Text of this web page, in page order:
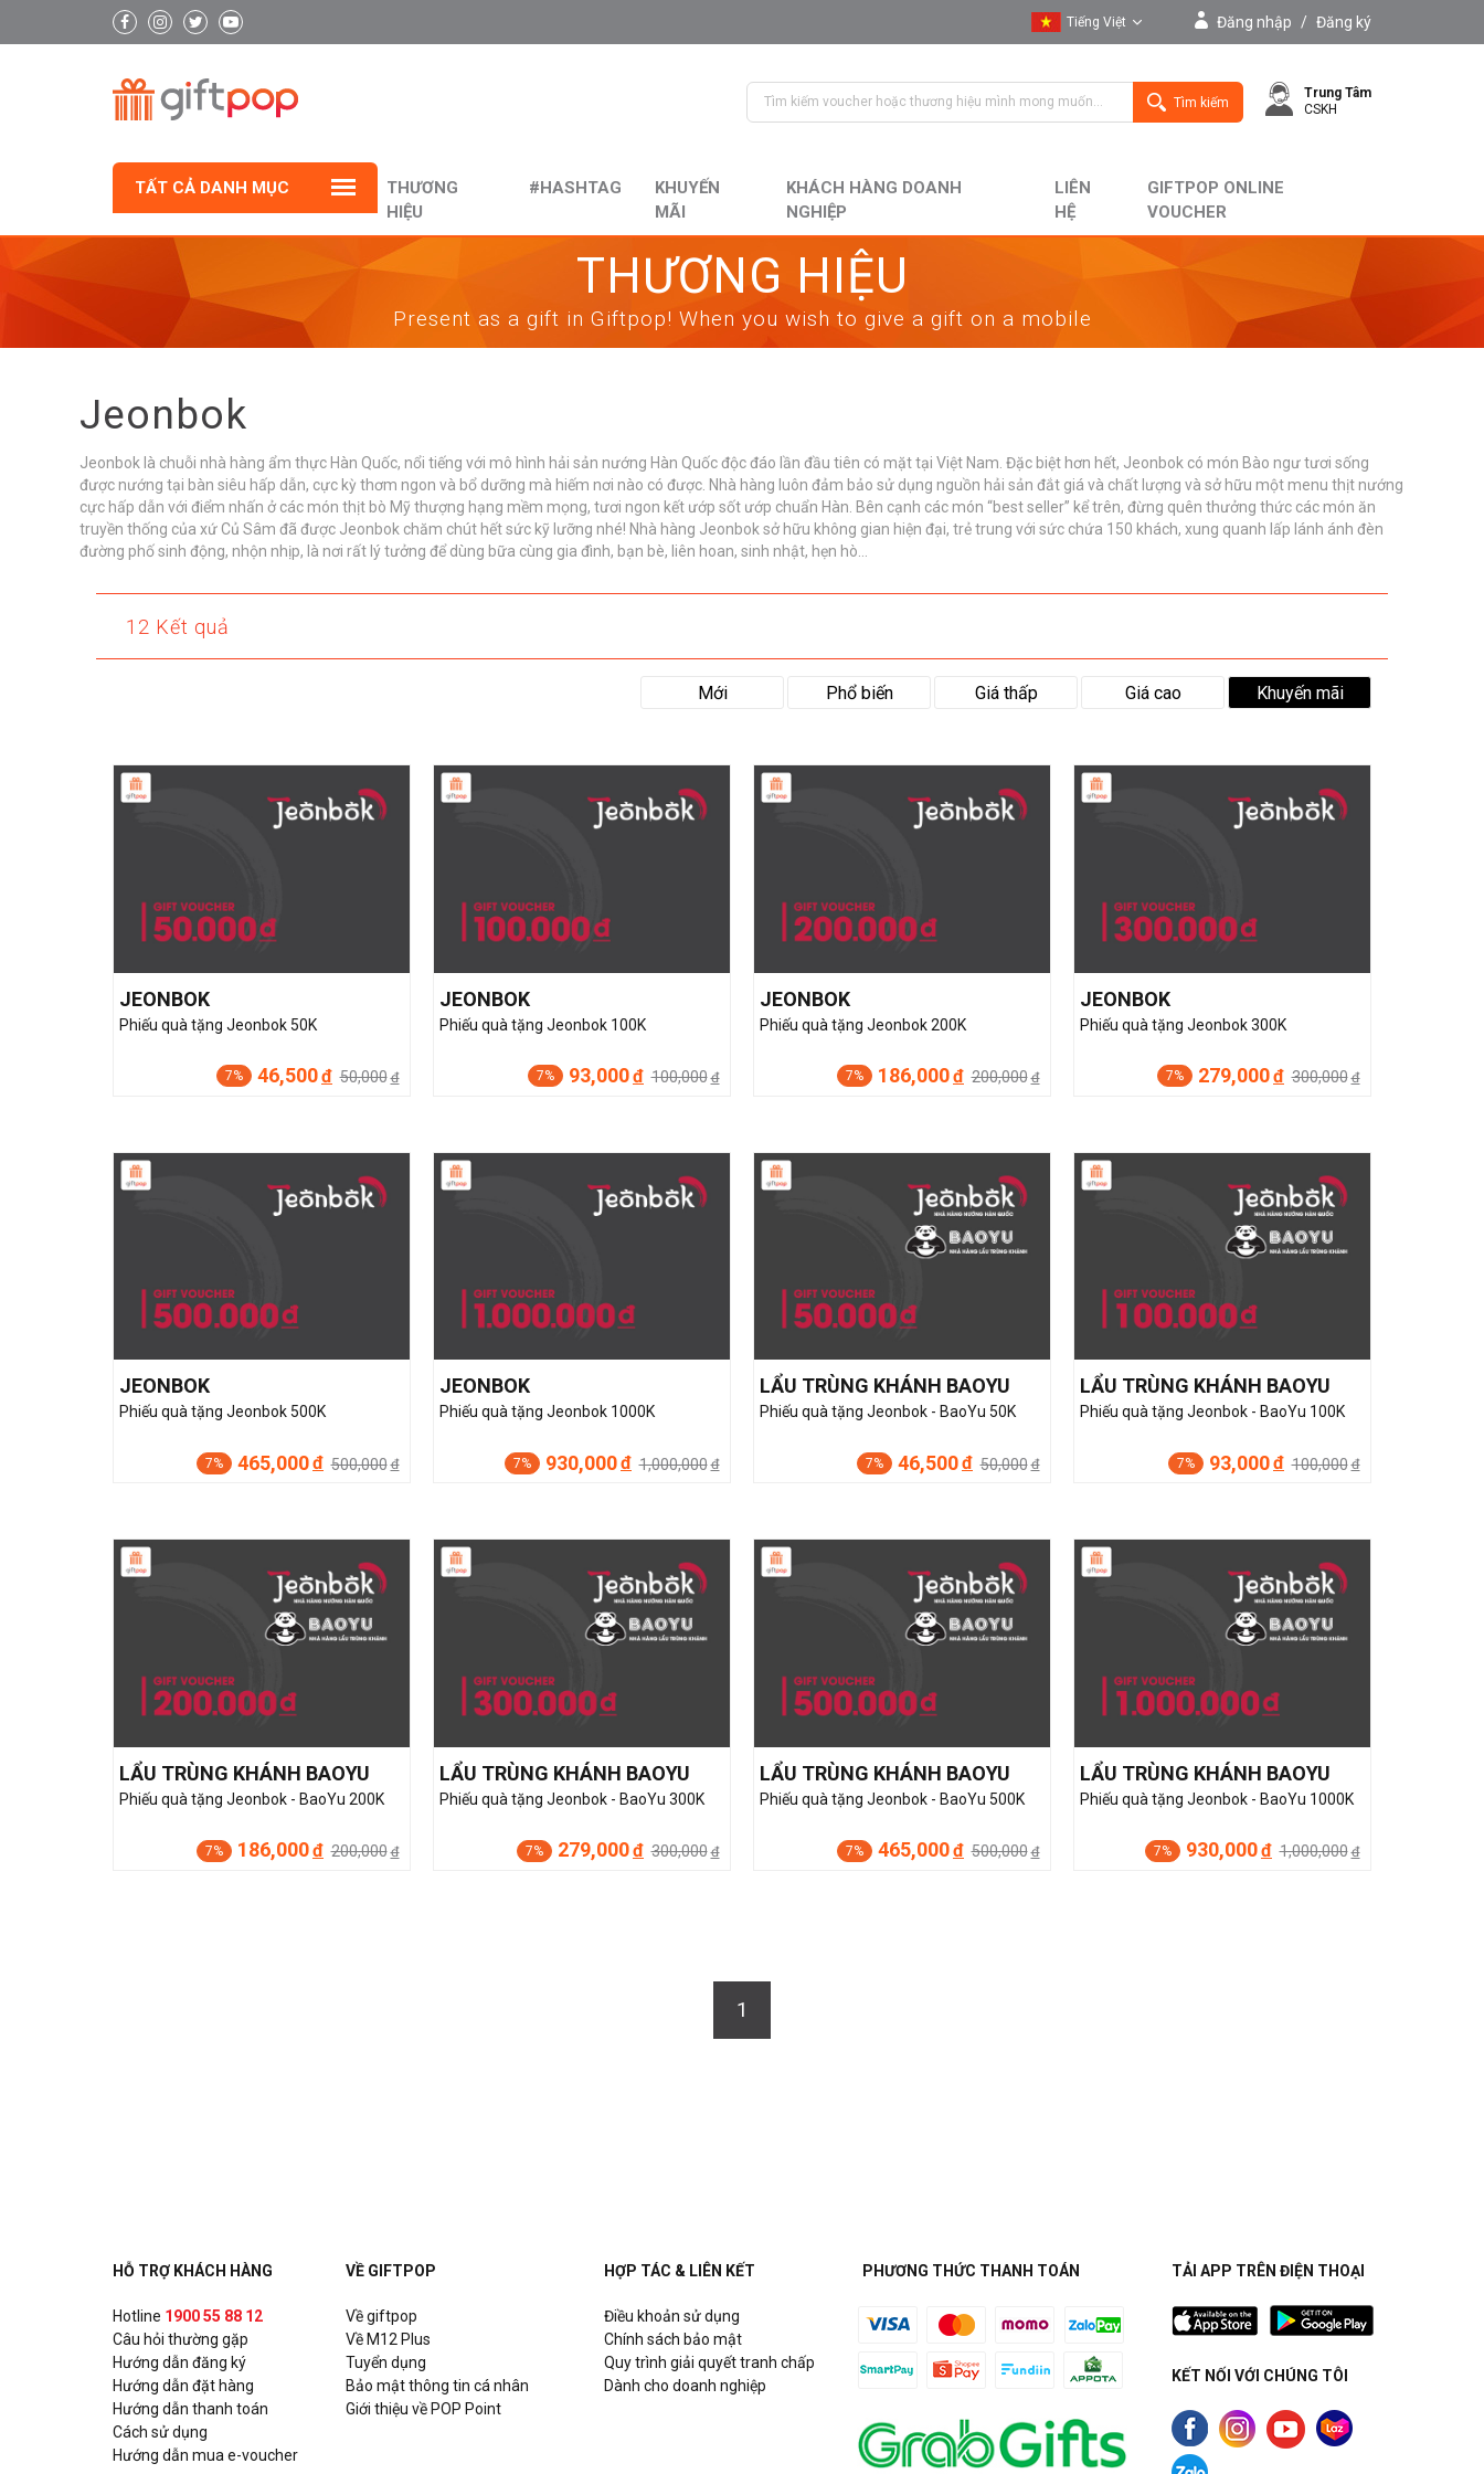
Tiếng Việt
English
Đăng nhập / Đăng ký
Tìm kiếm
Trung Tâm
CSKH
TẤT CẢ DANH MỤC
THƯƠNG
HIỆU
#HASHTAG
KHUYẾN
MÃI
KHÁCH HÀNG DOANH
NGHIỆP
LIÊN
HỆ
GIFTPOP ONLINE
VOUCHER
THƯƠNG HIỆU
Present as a gift in Giftpop! When you wish to give a gift on a mobile
Jeonbok
Jeonbok là chuỗi nhà hàng ẩm thực Hàn Quốc, nổi tiếng với mô hình hải sản nướng Hàn Quốc độc đáo lần đầu tiên có mặt tại Việt Nam. Đặc biệt hơn hết, Jeonbok có món Bào ngư tươi sống
được nướng tại bàn siêu hấp dẫn, cực kỳ thơm ngon và bổ dưỡng mà hiếm nơi nào có được. Nhà hàng luôn đảm bảo sử dụng nguồn hải sản đắt giá và chất lượng và sở hữu một menu thịt nướng
cực hấp dẫn với điểm nhấn ở các món thịt bò Mỹ thượng hạng mềm mọng, tươi ngon kết ướp sốt ướp chuẩn Hàn. Bên cạnh các món “best seller” kể trên, đừng quên thưởng thức các món ăn
truyền thống của xứ Củ Sâm đã được Jeonbok chăm chút hết sức kỹ lưỡng nhé! Nhà hàng Jeonbok sở hữu không gian hiện đại, trẻ trung với sức chứa 150 khách, xung quanh lấp lánh ánh đèn
đường phố sinh động, nhộn nhịp, là nơi rất lý tưởng để dùng bữa cùng gia đình, bạn bè, liên hoan, sinh nhật, hẹn hò…
12 Kết quả
Mới Phổ biến Giá thấp Giá cao Khuyến mãi
JEONBOK
Phiếu quà tặng Jeonbok 50K
7% 46,500đ 50,000 đ
JEONBOK
Phiếu quà tặng Jeonbok 100K
7% 93,000đ 100,000 đ
JEONBOK
Phiếu quà tặng Jeonbok 200K
7% 186,000đ 200,000 đ
JEONBOK
Phiếu quà tặng Jeonbok 300K
7% 279,000đ 300,000 đ
JEONBOK
Phiếu quà tặng Jeonbok 500K
7% 465,000đ 500,000 đ
JEONBOK
Phiếu quà tặng Jeonbok 1000K
7% 930,000đ 1,000,000 đ
LẨU TRÙNG KHÁNH BAOYU
Phiếu quà tặng Jeonbok - BaoYu 50K
7% 46,500đ 50,000 đ
LẨU TRÙNG KHÁNH BAOYU
Phiếu quà tặng Jeonbok - BaoYu 100K
7% 93,000đ 100,000 đ
LẨU TRÙNG KHÁNH BAOYU
Phiếu quà tặng Jeonbok - BaoYu 200K
7% 186,000đ 200,000 đ
LẨU TRÙNG KHÁNH BAOYU
Phiếu quà tặng Jeonbok - BaoYu 300K
7% 279,000đ 300,000 đ
LẨU TRÙNG KHÁNH BAOYU
Phiếu quà tặng Jeonbok - BaoYu 500K
7% 465,000đ 500,000 đ
LẨU TRÙNG KHÁNH BAOYU
Phiếu quà tặng Jeonbok - BaoYu 1000K
7% 930,000đ 1,000,000 đ
1
HỖ TRỢ KHÁCH HÀNG
Hotline 1900 55 88 12
Câu hỏi thường gặp
Hướng dẫn đăng ký
Hướng dẫn đặt hàng
Hướng dẫn thanh toán
Cách sử dụng
Hướng dẫn mua e-voucher
VỀ GIFTPOP
Về giftpop
Về M12 Plus
Tuyển dụng
Bảo mật thông tin cá nhân
Giới thiệu về POP Point
HỢP TÁC & LIÊN KẾT
Điều khoản sử dụng
Chính sách bảo mật
Quy trình giải quyết tranh chấp
Dành cho doanh nghiệp
PHƯƠNG THỨC THANH TOÁN TẢI APP TRÊN ĐIỆN THOẠI
KẾT NỐI VỚI CHÚNG TÔI